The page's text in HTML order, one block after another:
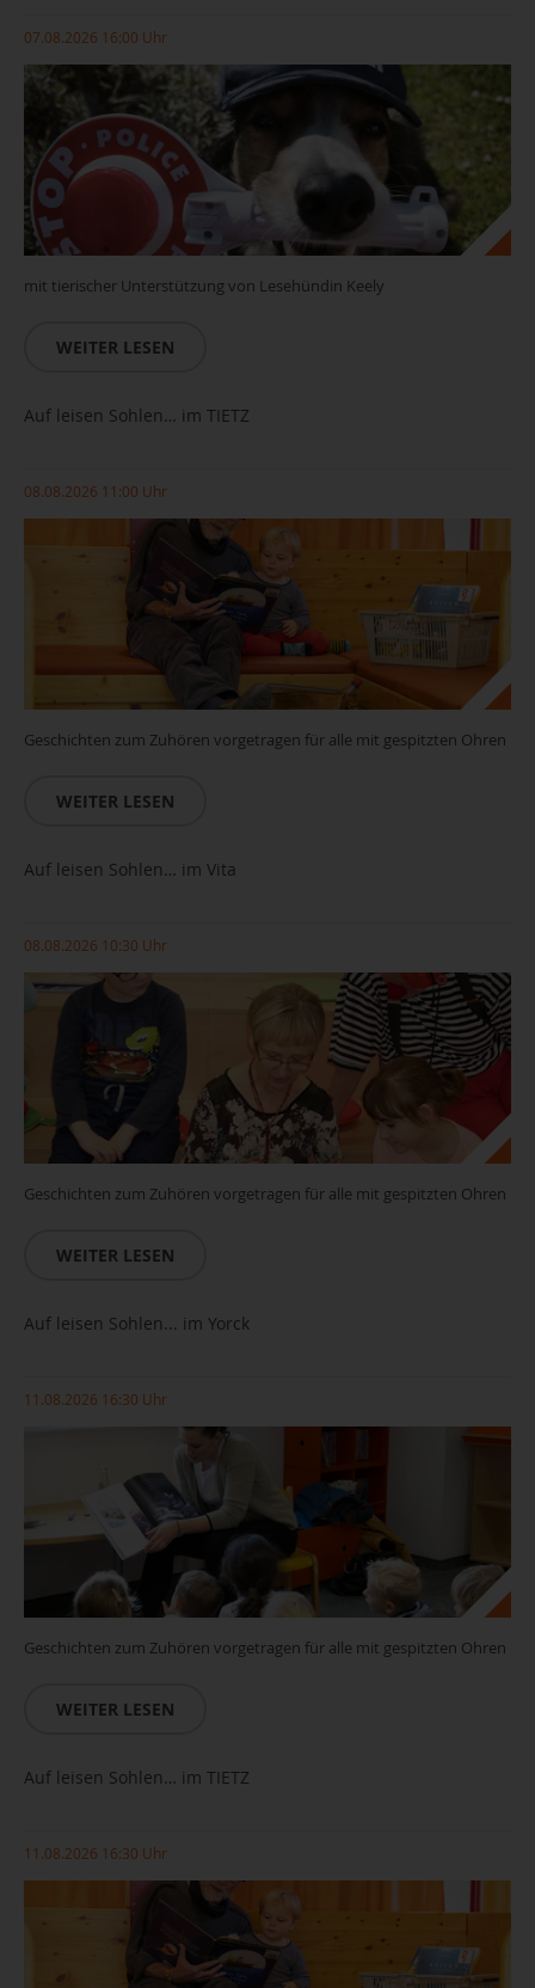
07.08.2026 16:00 Uhr
mit tierischer Unterstützung von Lesehündin Keely
WEITER LESEN
Auf leisen Sohlen… im TIETZ
08.08.2026 11:00 Uhr
Geschichten zum Zuhören vorgetragen für alle mit gespitzten Ohren
WEITER LESEN
Auf leisen Sohlen… im Vita
08.08.2026 10:30 Uhr
Geschichten zum Zuhören vorgetragen für alle mit gespitzten Ohren
WEITER LESEN
Auf leisen Sohlen... im Yorck
11.08.2026 16:30 Uhr
Geschichten zum Zuhören vorgetragen für alle mit gespitzten Ohren
WEITER LESEN
Auf leisen Sohlen… im TIETZ
11.08.2026 16:30 Uhr